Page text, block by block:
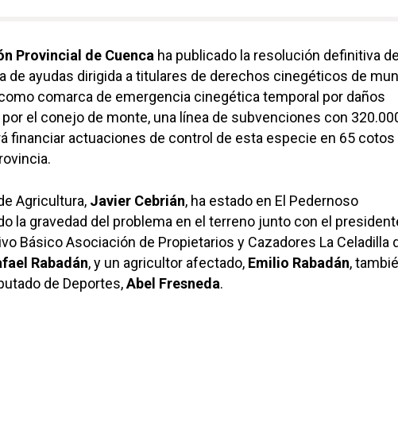
Provincial de Cuenca ha publicado la resolución definitiva
de ayudas dirigida a titulares de derechos cinegéticos de
comarca de emergencia cinegética temporal por daños
el conejo de monte, una línea de subvenciones con
financiar actuaciones de control de esta especie en 65 cotos
Agricultura, Javier Cebrián, ha estado en El Pedernoso
la gravedad del problema en el terreno junto con el
Básico Asociación de Propietarios y Cazadores La Celadilla
Rabadán, y un agricultor afectado, Emilio Rabadán,
de Deportes,Abel Fresneda.